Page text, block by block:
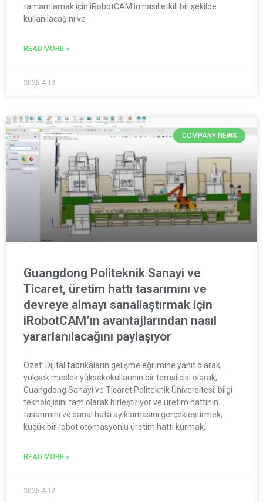
tamamlamak için iRobotCAM’in nasıl etkili bir şekilde
kullanılacağını ve
READ MORE »
2025.4.12.
COMPANY NEWS
Guangdong Politeknik Sanayi ve
Ticaret, üretim hattı tasarımını ve
devreye almayı sanallaştırmak için
iRobotCAM’ın avantajlarından nasıl
yararlanılacağını paylaşıyor
Özet: Dijital fabrikaların gelişme eğilimine yanıt olarak,
yüksek meslek yüksekokullarının bir temsilcisi olarak,
Guangdong Sanayi ve Ticaret Politeknik Üniversitesi, bilgi
teknolojisini tam olarak birleştiriyor ve üretim hattının
tasarımını ve sanal hata ayıklamasını gerçekleştirmek,
küçük bir robot otomasyonlu üretim hattı kurmak,
READ MORE »
2025.4.12.